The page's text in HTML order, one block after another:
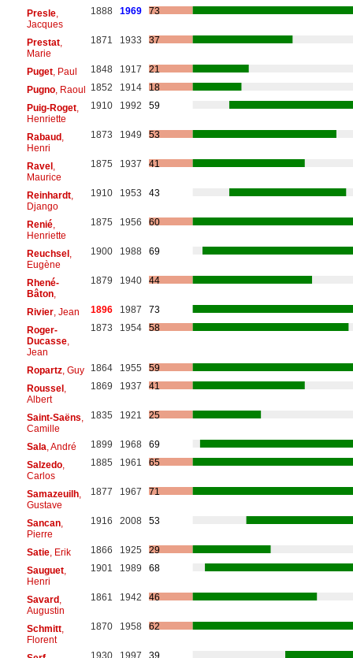
Presle,
Jacques
1888 1969 73
Prestat,
Marie
1871 1933 37
Puget, Paul 1848 1917
21
Pugno, Raoul 1852 1914
18
Puig-Roget,
Henriette
1910 1992 59
Rabaud,
Henri
1873 1949 53
Ravel,
Maurice
1875 1937 41
Reinhardt,
Django
1910 1953 43
Renié,
Henriette
1875 1956 60
Reuchsel,
Eugène
1900 1988 69
Rhené-
Bâton,
1879 1940 44
Rivier, Jean 1896 1987
73
Roger-
Ducasse,
Jean
1873 1954 58
Ropartz, Guy 1864 1955
59
Roussel,
Albert
1869 1937 41
Saint-Saëns
Camille
1835 1921 25
Sala , André 1899 1968
69
Salzedo,
Carlos
1885 1961 65
Samazeuilh,
Gustave
1877 1967 71
Sancan,
Pierre
1916 2008 53
Satie, Erik 1866 1925
29
Sauguet,
Henri
1901 1989 68
Savard,
Augustin
1861 1942 46
Schmitt,
Florent
1870 1958 62
1930 1997 39